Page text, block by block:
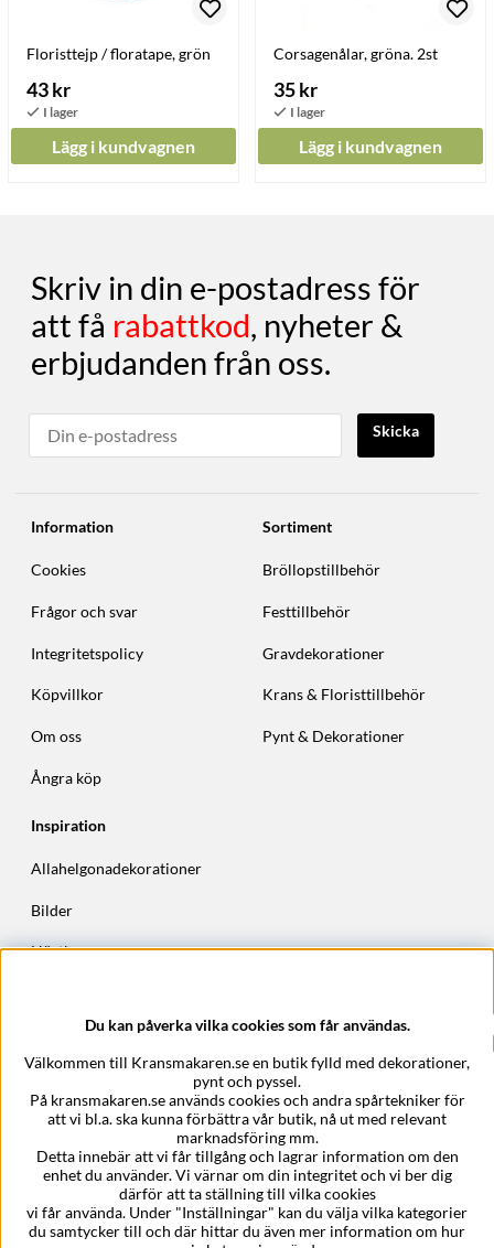
Floristtejp / floratape, grön
43 kr
Lägg i kundvagnen
Corsagenålar, gröna. 2st
35 kr
Lägg i kundvagnen
Skriv in din e-postadress för
att få rabattkod, nyheter &
erbjudanden från oss.
Skicka
Information
Cookies
Frågor och svar
Integritetspolicy
Köpvillkor
Om oss
Ångra köp
Sortiment
Bröllopstillbehör
Festtillbehör
Gravdekorationer
Krans & Floristtillbehör
Pynt & Dekorationer
Inspiration
Allahelgonadekorationer
Bilder
Höstkransar
Epost:support@kransmakaren.se
Du kan påverka vilka cookies som får användas.
Välkommen till Kransmakaren.se en butik fylld med dekorationer,
pynt och pyssel.
På kransmakaren.se används cookies och andra spårtekniker för
att vi bl.a. ska kunna förbättra vår butik, nå ut med relevant
marknadsföring mm.
Detta innebär att vi får tillgång och lagrar information om den
enhet du använder. Vi värnar om din integritet och vi ber dig
därför att ta ställning till vilka cookies
vi får använda. Under "Inställningar" kan du välja vilka kategorier
du samtycker till och där hittar du även mer information om hur